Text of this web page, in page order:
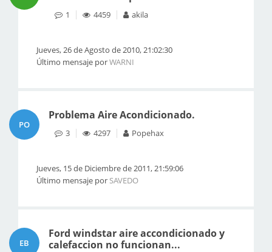
1 4459 akila
Jueves, 26 de Agosto de 2010, 21:02:30
Último mensaje porWARNI
PO
Problema Aire Acondicionado.
3 4297 Popehax
Jueves, 15 de Diciembre de 2011, 21:59:06
Último mensaje por SAVEDO
EB
Ford windstar aire accondicionado y
calefaccion no funcionan...